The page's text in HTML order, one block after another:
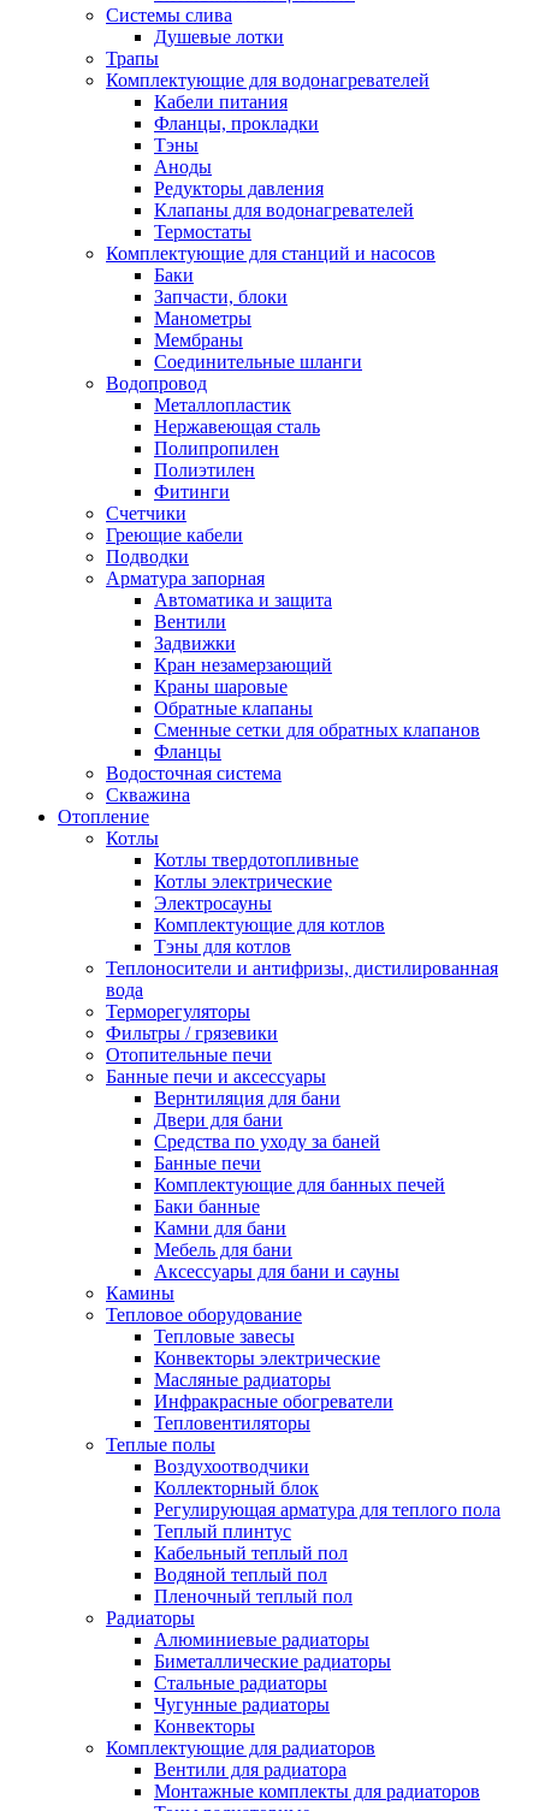
Условия возврата товара
Обмен и возврат товара
Вакансии
Системы слива
Душевые лотки
Трапы
Комплектующие для водонагревателей
Кабели питания
Фланцы, прокладки
Тэны
Аноды
Редукторы давления
Клапаны для водонагревателей
Термостаты
Комплектующие для станций и насосов
Баки
Запчасти, блоки
Манометры
Мембраны
Соединительные шланги
Водопровод
Металлопластик
Нержавеющая сталь
Полипропилен
Полиэтилен
Фитинги
Счетчики
Греющие кабели
Подводки
Арматура запорная
Автоматика и защита
Вентили
Задвижки
Кран незамерзающий
Краны шаровые
Обратные клапаны
Сменные сетки для обратных клапанов
Фланцы
Водосточная система
Скважина
Отопление
Котлы
Котлы твердотопливные
Котлы электрические
Электросауны
Комплектующие для котлов
Тэны для котлов
Теплоносители и антифризы, дистилированная
вода
Терморегуляторы
Фильтры / грязевики
Отопительные печи
Банные печи и аксессуары
Вернтиляция для бани
Двери для бани
Средства по уходу за баней
Банные печи
Комплектующие для банных печей
Баки банные
Камни для бани
Мебель для бани
Аксессуары для бани и сауны
Камины
Тепловое оборудование
Тепловые завесы
Конвекторы электрические
Масляные радиаторы
Инфракрасные обогреватели
Тепловентиляторы
Теплые полы
Воздухоотводчики
Коллекторный блок
Регулирующая арматура для теплого пола
Теплый плинтус
Кабельный теплый пол
Водяной теплый пол
Пленочный теплый пол
Радиаторы
Алюминиевые радиаторы
Биметаллические радиаторы
Стальные радиаторы
Чугунные радиаторы
Конвекторы
Комплектующие для радиаторов
Вентили для радиатора
Монтажные комплекты для радиаторов